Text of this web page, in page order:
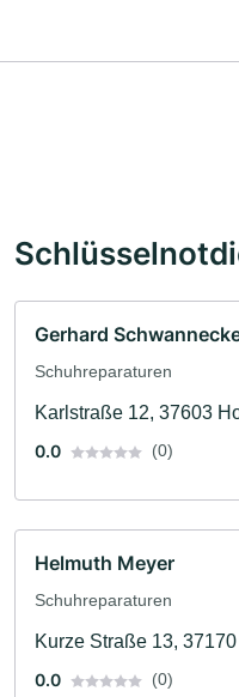
Gerhard
Schuhreparaturen
Karlstraße 12, 37603
0.0
(0)
Helmuth Meyer
Schuhreparaturen
Kurze Straße 13,
0.0
(0)